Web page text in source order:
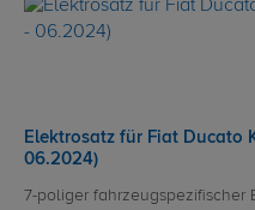
Elektrosatz für Fiat Ducato
06.2024)
7-poliger fahrzeugspezifischer